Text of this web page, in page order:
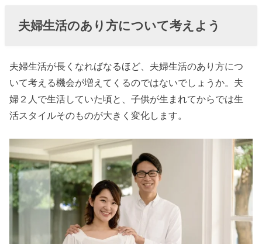
夫婦生活のあり方について考えよう
夫婦生活が長くなればなるほど、夫婦生活のあり方につ
いて考える機会が増えてくるのではないでしょうか。夫
婦２人で生活していた頃と、子供が生まれてからでは生
活スタイルそのものが大きく変化します。